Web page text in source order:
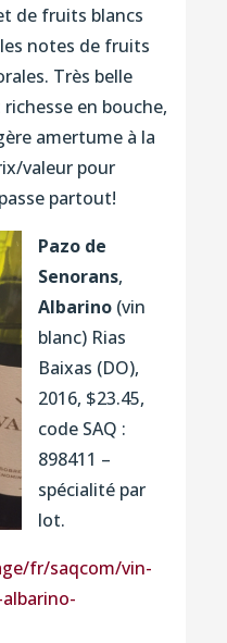
de fruits blancs
notes de fruits
Très belle
en bouche,
amertume à la
valeur pour
partout!
Pazo de
Senorans,
Albarino(vin
blanc) Rias
Baixas (DO),
2016, $23.45,
code SAQ :
898411 –
spécialité par
lot.
fr/saqcom/vin-